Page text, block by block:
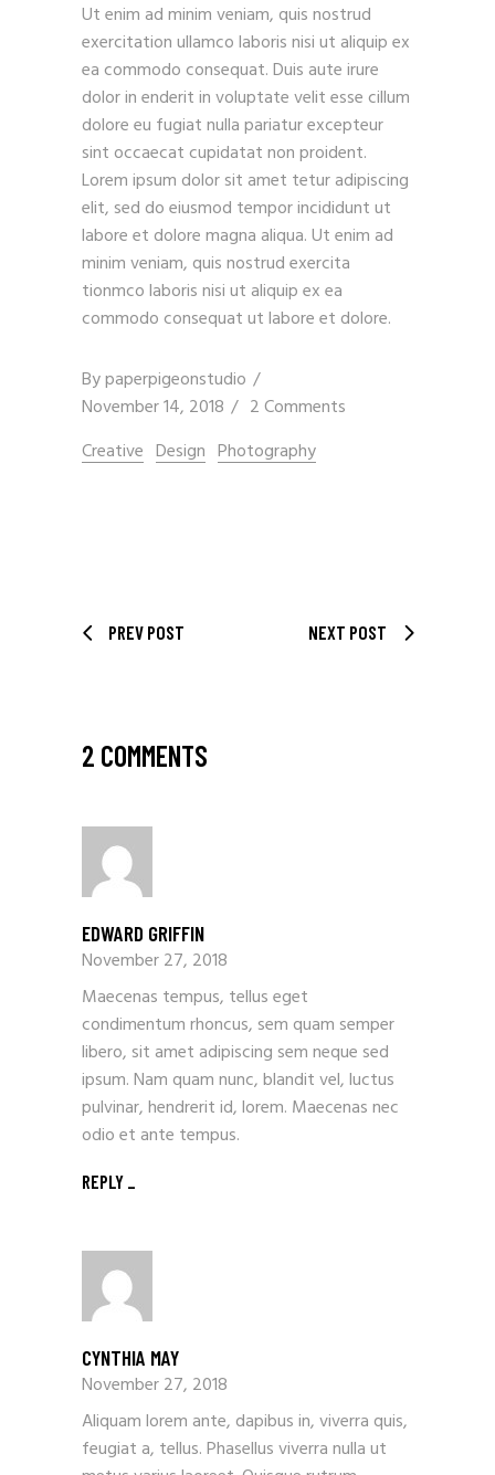
Ut enim ad minim veniam, quis nostrud
exercitation ullamco laboris nisi ut aliquip ex
ea commodo consequat. Duis aute irure
dolor in enderit in voluptate velit esse cillum
dolore eu fugiat nulla pariatur excepteur
sint occaecat cupidatat non proident.
Lorem ipsum dolor sit amet tetur adipiscing
elit, sed do eiusmod tempor incididunt ut
labore et dolore magna aliqua. Ut enim ad
minim veniam, quis nostrud exercita
tionmco laboris nisi ut aliquip ex ea
commodo consequat ut labore et dolore.
Bypaperpigeonstudio
November 14, 2018
2 Comments
Creative Design Photography
PREV POST NEXT POST
2 COMMENTS
EDWARD GRIFFIN
November 27, 2018
Maecenas tempus, tellus eget
condimentum rhoncus, sem quam semper
libero, sit amet adipiscing sem neque sed
ipsum. Nam quam nunc, blandit vel, luctus
pulvinar, hendrerit id, lorem. Maecenas nec
odio et ante tempus.
REPLY
CYNTHIA MAY
November 27, 2018
Aliquam lorem ante, dapibus in, viverra quis,
feugiat a, tellus. Phasellus viverra nulla ut